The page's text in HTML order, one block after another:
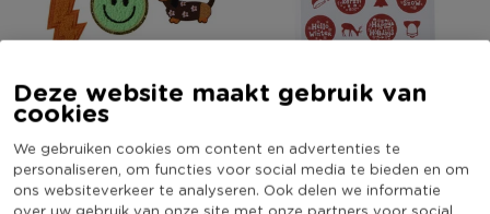
Deze website maakt gebruik van
cookies
We gebruiken cookies om content en advertenties te
personaliseren, om functies voor social media te bieden en om
ons websiteverkeer te analyseren. Ook delen we informatie
over uw gebruik van onze site met onze partners voor social
Emblemen funny - multikleur
- set van 6
set van 12
Niet online